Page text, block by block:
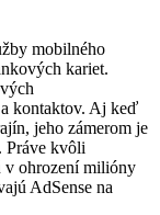
mobilného
kariet.
kontaktov. Aj keď
jeho zámerom je
Práve kvôli
v ohrození milióny
AdSense na